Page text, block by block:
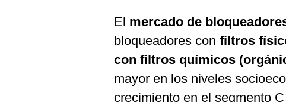
El mercado de
bloqueadores con filtros
con filtros químicos
mayor en los niveles
crecimiento en el segmento